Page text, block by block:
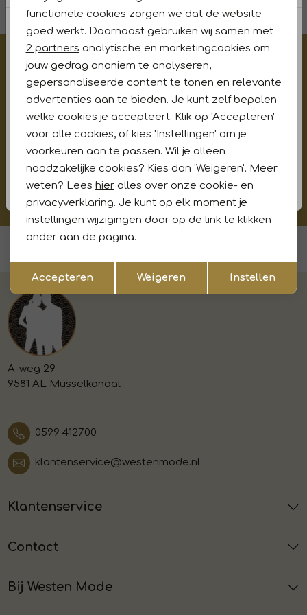
€5,- korting op je eerste aankoop?
Meld je aan voor onze updates en ontvang gelijk €5,-
korting!* Niet i.c.m. andere acties
Aanmelden
Hoe wij met jouw data omgaan? Bekijk dit in onze
privacyverklaring.
A-weg 29
9581 AL Musselkanaal
0599 412700
klantenservice@westenmode.nl
Klantenservice
Contact
Bij Westen Mode
Analytische cookies
Marketing cookies
Opslaan
functionele cookies zorgen we dat de website
goed werkt. Daarnaast gebruiken wij samen met
2 partners analytische en marketingcookies om
jouw gedrag anoniem te analyseren,
gepersonaliseerde content te tonen en relevante
advertenties aan te bieden. Je kunt zelf bepalen
welke cookies je accepteert. Klik op 'Accepteren'
voor alle cookies, of kies 'Instellingen' om je
voorkeuren aan te passen. Wil je alleen
noodzakelijke cookies? Kies dan 'Weigeren'. Meer
weten? Lees hieralles over onze cookie- en
privacyverklaring. Je kunt op elk moment je
instellingen wijzigingen door op de link te klikken
onder aan de pagina.
Accepteren Weigeren Instellen